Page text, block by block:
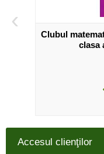
‹
Clubul
clasa
Accesul clienţilor